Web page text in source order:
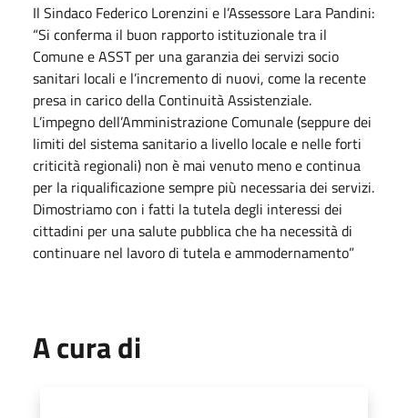
Il Sindaco Federico Lorenzini e l’Assessore Lara Pandini:
“Si conferma il buon rapporto istituzionale tra il
Comune e ASST per una garanzia dei servizi socio
sanitari locali e l’incremento di nuovi, come la recente
presa in carico della Continuità Assistenziale.
L’impegno dell’Amministrazione Comunale (seppure dei
limiti del sistema sanitario a livello locale e nelle forti
criticità regionali) non è mai venuto meno e continua
per la riqualificazione sempre più necessaria dei servizi.
Dimostriamo con i fatti la tutela degli interessi dei
cittadini per una salute pubblica che ha necessità di
continuare nel lavoro di tutela e ammodernamento”
A cura di